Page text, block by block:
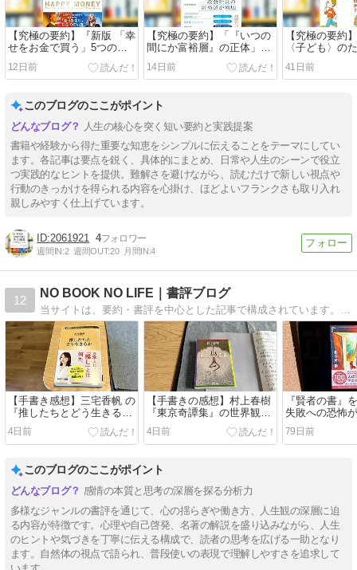
【究極の要約】『新版 「幸
せをお金で買う」5つの授
業』から分かる一番大事な
こと
12日前
【究極の要約】「『いつの
間にか富裕層』の正体」か
ら分かる一番大事なこと
14日前
【究極の要約
〈子ども〉の
から分かる一
41日前
このブログのここがポイント
人生の核心を突く短い要約と実践提案
書籍や経験から得た重要な知恵をシンプルに伝えることをテーマにしてい
ます。各記事は要点を鋭く、具体的にまとめ、日常や人生のシーンで役立
つ実践的なヒントを提供。難解さを避けながら、読むだけで新しい視点や
行動のきっかけを得られる内容を心掛け、ほどよいフランクさも取り入れ
親しみやすく仕上げています。
2061921 4
週間IN:2 週間OUT:20 月間IN:4
12
NO BOOK NO LIFE｜書評ブログ
【手書き感想】三宅香帆 の
『推したちとどう生きる
か』は結構難しい・・・
4日前
【手書きの感想】村上春樹
『東京奇譚集』の世界観め
っちゃ好きです
4日前
『賢者の書』
失敗への恐怖
【Kindle
79日前
このブログのここがポイント
感情の本質と思考の深層を探る分析力
多様なジャンルの書評を通じて、心の揺らぎや働き方、人生観の深層に迫
る内容が特徴です。心理や自己啓発、名著の解説を盛り込みながら、人生
のヒントや気づきを丁寧に伝える構成で、読者の思考を広げる一助となり
ます。自然体の視点で語られ、普段使いの表現で理解しやすさを追求して